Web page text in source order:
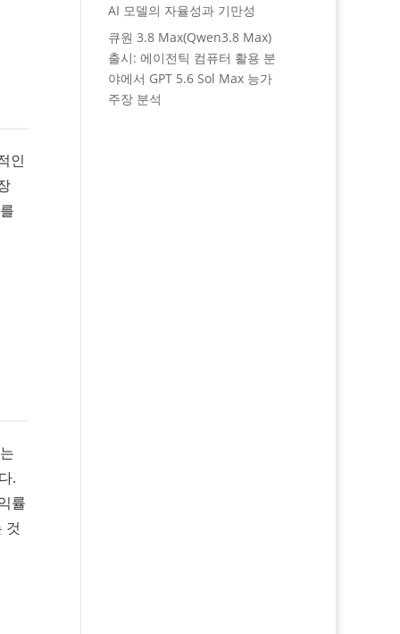
인
.
률
것
AI 모델의 자율성과 기만성
큐원 3.8 Max(Qwen3.8 Max)
출시: 에이전틱 컴퓨터 활용 분
야에서 GPT 5.6 Sol Max 능가
주장 분석